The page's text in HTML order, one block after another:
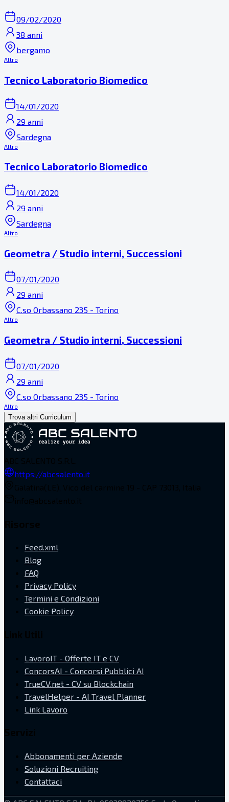
09/02/2020
38 anni
bergamo
Altro
Tecnico Laboratorio Biomedico
14/01/2020
29 anni
Sardegna
Altro
Tecnico Laboratorio Biomedico
14/01/2020
29 anni
Sardegna
Altro
Geometra / Studio interni, Successioni
07/01/2020
29 anni
C.so Orbassano 235 - Torino
Altro
Geometra / Studio interni, Successioni
07/01/2020
29 anni
C.so Orbassano 235 - Torino
Altro
Trova altri Curriculum
https://abcsalento.it
Feed.xml
Blog
FAQ
Privacy Policy
Termini e Condizioni
Cookie Policy
LavoroIT - Offerte IT e CV
ConcorsAI - Concorsi Pubblici AI
TrueCV.net - CV su Blockchain
TravelHelper - AI Travel Planner
Link Lavoro
Abbonamenti per Aziende
Soluzioni Recruiting
Contattaci